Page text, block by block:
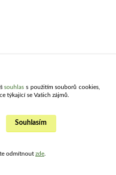
jsme nový způsob platby
souhlas s použitím souborů cookies,
týkající se Vašich zájmů.
Souhlasím
odmítnout zde.